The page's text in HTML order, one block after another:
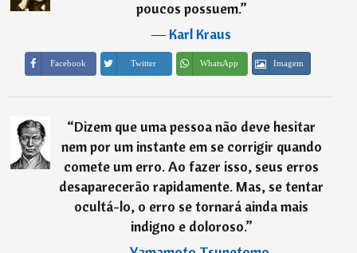
poucos possuem.”
―Karl Kraus
Facebook Twitter WhatsApp Imagem
“Dizem que uma pessoa não deve hesitar
nem por um instante em se corrigir quando
comete um erro. Ao fazer isso, seus erros
desaparecerão rapidamente. Mas, se tentar
ocultá-lo, o erro se tornará ainda mais
indigno e doloroso.”